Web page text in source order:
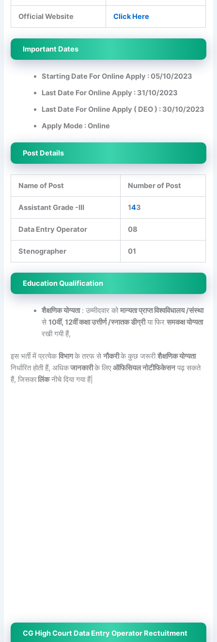
Official Website Click Here
Important Dates
Starting Date For Online Apply : 05/10/2023
Last Date For Online Apply : 31/10/2023
Last Date For Online Apply ( DEO ) : 30/10/2023
Apply Mode : Online
Post Details
Name of Post Number of Post
Assistant Grade -III 143
Data Entry Operator 08
Stenographer 01
Education Qualification
शैक्षणिक योग्यता: उम्मीदवार कोमान्यता प्राप्त विश्वविधालय /संस्था
से10वीं, 12वीं कक्षा उत्तीर्ण /स्नातक डीग्रीया फिरसमकक्ष योग्यता
रखी गयी हैं,
इस भर्ती में प्रत्येकविभागके तरफ सेनौकरीके कुछ जरूरीशैक्षणिक योग्यता
निर्धारित होती हैं, अधिकजानकारीके लिएऑफिसियल नोटीफिकेसनपढ़ सकते
हैं, जिसकालिंकनीचे दिया गया हैं|
CG High Court Data Entry Operator Rectuitment